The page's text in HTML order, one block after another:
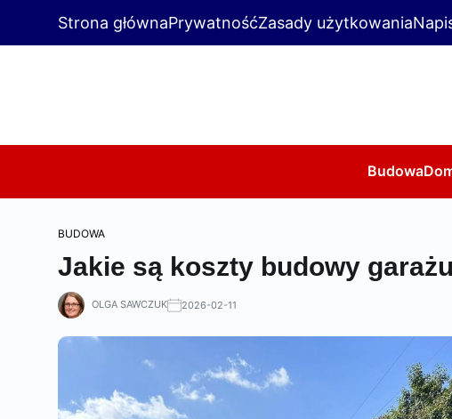
Strona głównaPrywatnośćZasady użytkowania
Budowa
BUDOWA
Jakie są koszty budowy
OLGA SAWCZUK 2026-02-11